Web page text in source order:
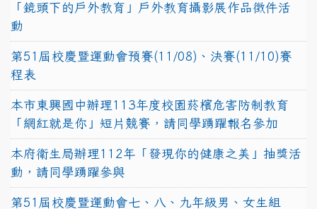
「鏡頭下的戶外教育」戶外教育攝影展作品徵件活
動
第51屆校慶暨運動會預賽(11/08)、決賽(11/10)賽
程表
本市東興國中辦理113年度校園菸檳危害防制教育
「網紅就是你」短片競賽，請同學踴躍報名參加
本府衛生局辦理112年「發現你的健康之美」抽獎活
動，請同學踴躍參與
第51屆校慶暨運動會七、八、九年級男、女生組